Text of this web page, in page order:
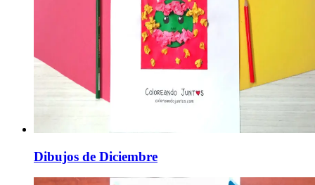
Dibujos de Diciembre